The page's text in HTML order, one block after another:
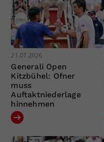
21.07.2026
Generali Open
Kitzbühel: Ofner
muss
Auftaktniederlage
hinnehmen